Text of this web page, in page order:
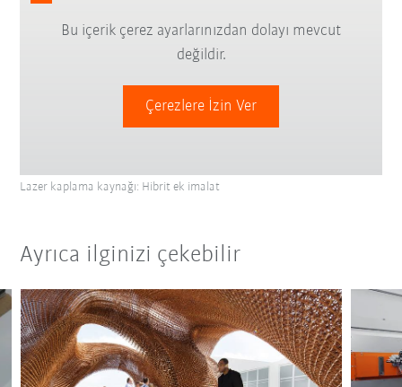
Bu içerik çerez ayarlarınızdan dolayı mevcut
değildir.
Çerezlere İzin Ver
Lazer kaplama kaynağı: Hibrit ek imalat
Ayrıca ilginizi çekebilir